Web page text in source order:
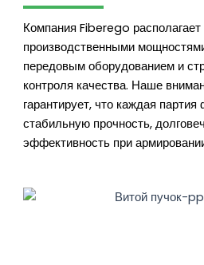
Компания Fiberego
производственными
передовым оборудованием и
контроля качества. Наше
гарантирует, что каждая
стабильную прочность,
эффективность при